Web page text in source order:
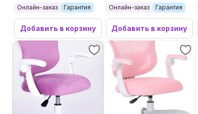
Онлайн-заказ Гарантия
Добавить в корзину
Онлайн-заказ Гарантия
Добавить в корзину